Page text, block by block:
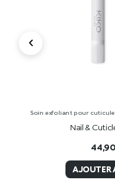
Soin exfoliant pour
Nail &
AJOUTER